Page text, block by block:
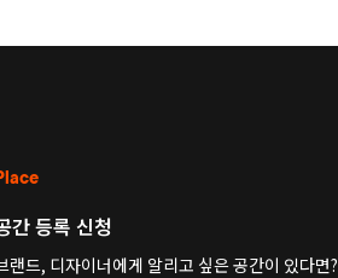
간 등록 신청
랜드, 디자이너에게 알리고 싶은 공간이 있다면?